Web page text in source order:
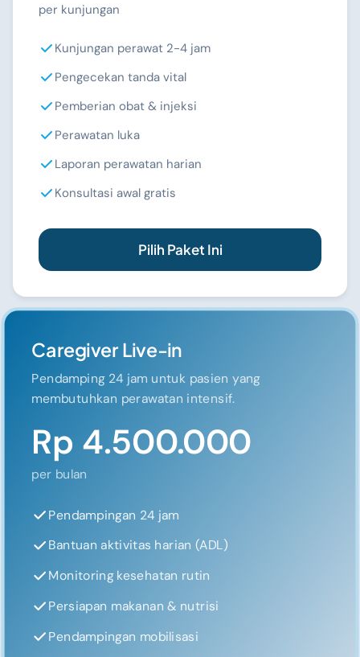
per kunjungan
Kunjungan perawat 2-4 jam
Pengecekan tanda vital
Pemberian obat & injeksi
Perawatan luka
Laporan perawatan harian
Konsultasi awal gratis
Pilih Paket Ini
Caregiver Live-in
Pendamping 24 jam untuk pasien yang
membutuhkan perawatan intensif.
Rp 4.500.000
per bulan
Pendampingan 24 jam
Bantuan aktivitas harian (ADL)
Monitoring kesehatan rutin
Persiapan makanan & nutrisi
Pendampingan mobilisasi